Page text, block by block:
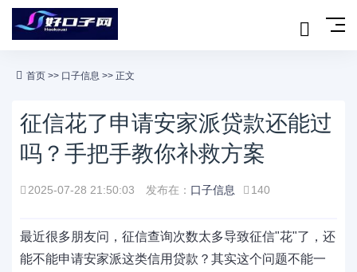
首页 >> 口子信息 >> 正文
征信花了申请安家派贷款还能过
吗？手把手教你补救方案
2025-07-28 21:50:03 发布在： 口子信息 140
最近很多朋友问，征信查询次数太多导致征信"花"了，还
能不能申请安家派这类信用贷款？其实这个问题不能一